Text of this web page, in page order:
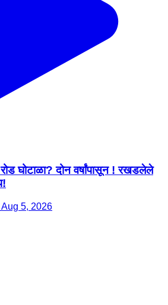
घोटाळा? दोन वर्षांपासून ! रखडलेले
5, 2026